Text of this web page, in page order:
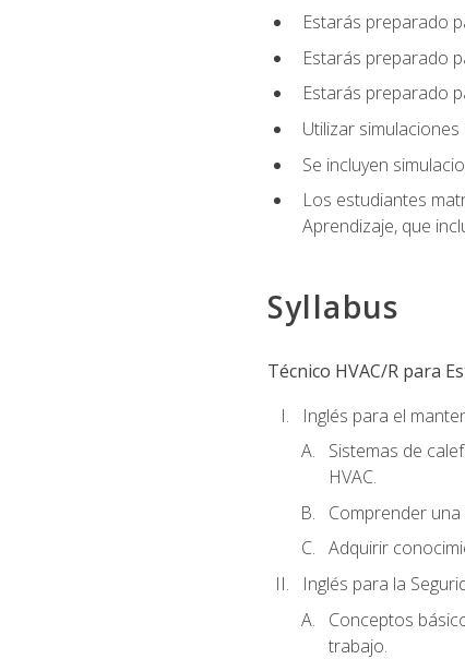
Estarás preparado
Estarás preparado
Estarás preparado
Utilizar
Se incluyen
Los estudiantes
Aprendizaje, que
Syllabus
Técnico HVAC/R para
Inglés para el
Sistemas de
HVAC.
Comprender una
Adquirir
Inglés para la
Conceptos
trabajo.